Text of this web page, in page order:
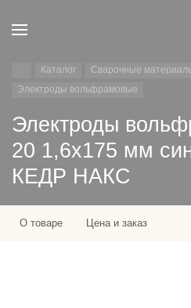
Каталог
Сварочные
Электроды вольфрамовые
Электроды
20 1,6х175 мм
КЕДР НАКС
О товаре Цена и заказ